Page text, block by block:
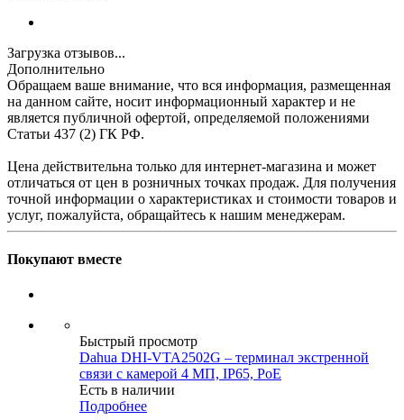
Загрузка отзывов...
Дополнительно
Обращаем ваше внимание, что вся информация, размещенная
на данном сайте, носит информационный характер и не
является публичной офертой, определяемой положениями
Статьи 437 (2) ГК РФ.
Цена действительна только для интернет-магазина и может
отличаться от цен в розничных точках продаж. Для получения
точной информации о характеристиках и стоимости товаров и
услуг, пожалуйста, обращайтесь к нашим менеджерам.
Покупают вместе
Быстрый просмотр
Dahua DHI-VTA2502G – терминал экстренной
связи с камерой 4 МП, IP65, PoE
Есть в наличии
Подробнее